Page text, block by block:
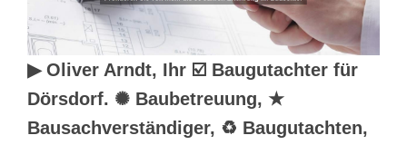
▶︎ Oliver Arndt, Ihr ☑️ Baugutachter für
Dörsdorf. ✺ Baubetreuung, ★
Bausachverständiger, ♻ Baugutachten,